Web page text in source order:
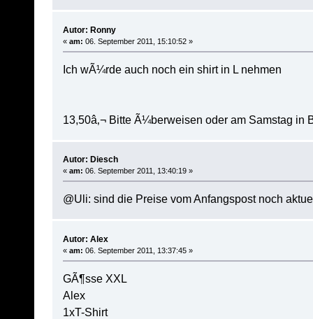
Autor: Ronny
« am: 06. September 2011, 15:10:52 »
Ich wÃ¼rde auch noch ein shirt in L nehmen
13,50â‚¬ Bitte Ã¼berweisen oder am Samstag in
Autor: Diesch
« am: 06. September 2011, 13:40:19 »
@Uli: sind die Preise vom Anfangspost noch
Autor: Alex
« am: 06. September 2011, 13:37:45 »
GÃ¶sse XXL
Alex
1xT-Shirt